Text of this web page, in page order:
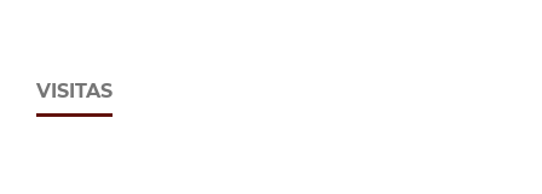
VISITAS